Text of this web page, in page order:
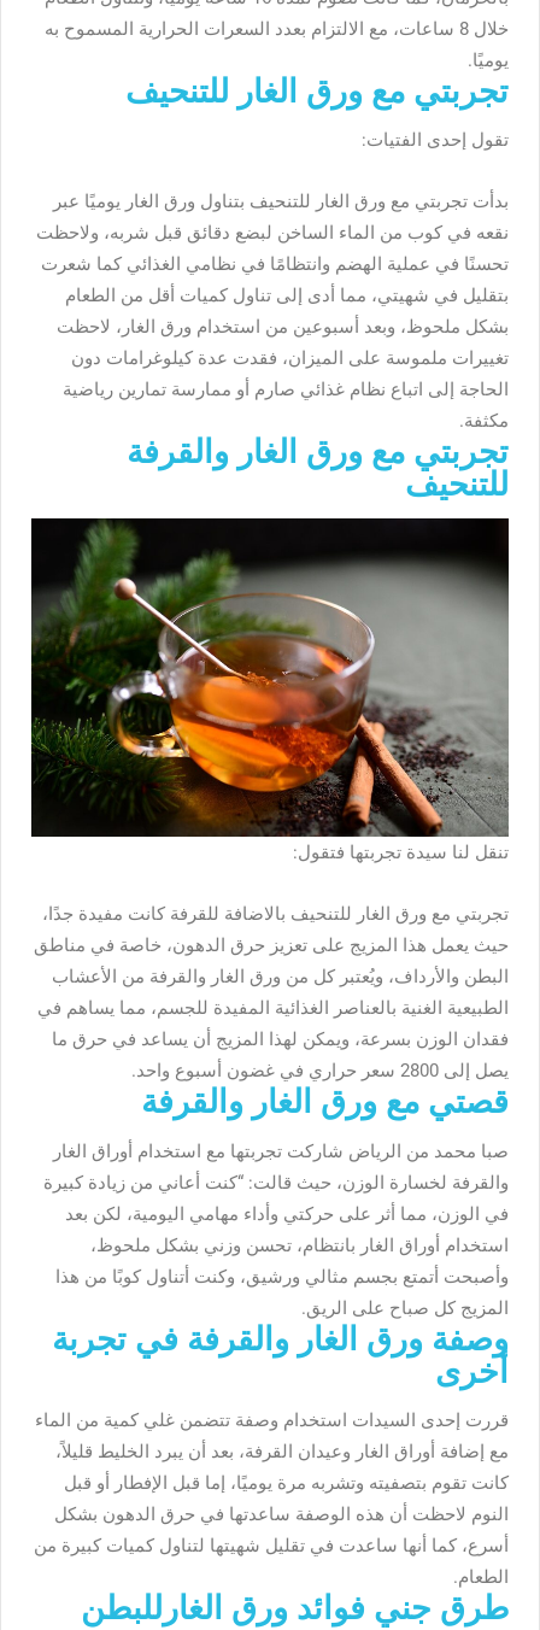
خلال 8 ساعات، مع الالتزام بعدد السعرات الحرارية المسموح به
يوميًا.
تجربتي مع ورق الغار للتنحيف
تقول إحدى الفتيات:
بدأت تجربتي مع ورق الغار للتنحيف بتناول ورق الغار يوميًا عبر
نقعه في كوب من الماء الساخن لبضع دقائق قبل شربه، ولاحظت
تحسنًا في عملية الهضم وانتظامًا في نظامي الغذائي كما شعرت
بتقليل في شهيتي، مما أدى إلى تناول كميات أقل من الطعام
بشكل ملحوظ، وبعد أسبوعين من استخدام ورق الغار، لاحظت
تغييرات ملموسة على الميزان، فقدت عدة كيلوغرامات دون
الحاجة إلى اتباع نظام غذائي صارم أو ممارسة تمارين رياضية
مكثفة.
تجربتي مع ورق الغار والقرفة
للتنحيف
تنقل لنا سيدة تجربتها فتقول:
تجربتي مع ورق الغار للتنحيف بالاضافة للقرفة كانت مفيدة جدًا،
حيث يعمل هذا المزيج على تعزيز حرق الدهون، خاصة في مناطق
البطن والأرداف، ويُعتبر كل من ورق الغار والقرفة من الأعشاب
الطبيعية الغنية بالعناصر الغذائية المفيدة للجسم، مما يساهم في
فقدان الوزن بسرعة، ويمكن لهذا المزيج أن يساعد في حرق ما
يصل إلى 2800 سعر حراري في غضون أسبوع واحد.
قصتي مع ورق الغار والقرفة
صبا محمد من الرياض شاركت تجربتها مع استخدام أوراق الغار
والقرفة لخسارة الوزن، حيث قالت: “كنت أعاني من زيادة كبيرة
في الوزن، مما أثر على حركتي وأداء مهامي اليومية، لكن بعد
استخدام أوراق الغار بانتظام، تحسن وزني بشكل ملحوظ،
وأصبحت أتمتع بجسم مثالي ورشيق، وكنت أتناول كوبًا من هذا
المزيج كل صباح على الريق.
وصفة ورق الغار والقرفة في تجربة
أخرى
قررت إحدى السيدات استخدام وصفة تتضمن غلي كمية من الماء
مع إضافة أوراق الغار وعيدان القرفة، بعد أن يبرد الخليط قليلاً،
كانت تقوم بتصفيته وتشربه مرة يوميًا، إما قبل الإفطار أو قبل
النوم لاحظت أن هذه الوصفة ساعدتها في حرق الدهون بشكل
أسرع، كما أنها ساعدت في تقليل شهيتها لتناول كميات كبيرة من
الطعام.
طرق جني فوائد ورق الغارللبطن